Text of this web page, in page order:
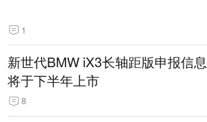
1
新世代BMW iX3长轴距版申报信息
将于下半年上市
8